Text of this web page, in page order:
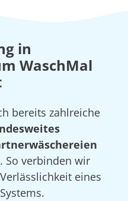
in
WaschMal
bereits zahlreiche
So verbinden wir
eines